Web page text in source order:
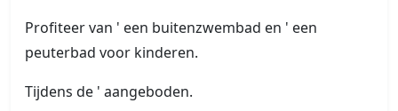
Profiteer van ' een buitenzwembad en ' een
peuterbad voor kinderen.
Tijdens de ' aangeboden.